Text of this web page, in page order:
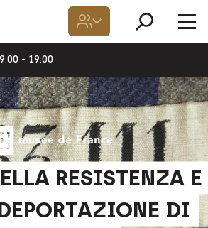
9:00 - 19:00
RESISTENZA E
DI